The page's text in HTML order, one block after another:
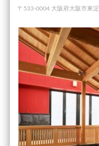
〒533-0004 大阪府大阪市東